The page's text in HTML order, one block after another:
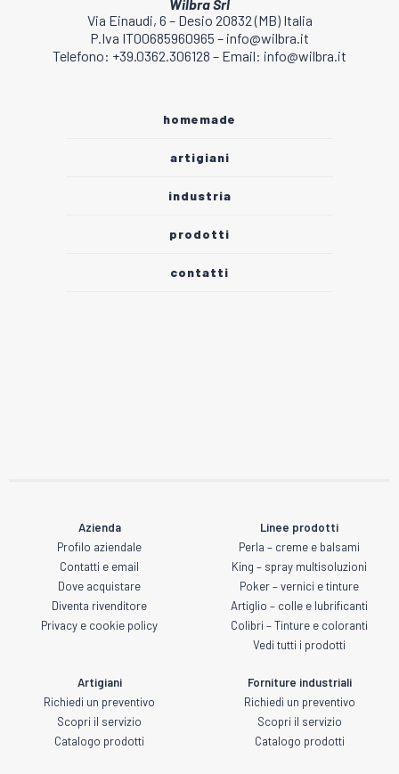
Wilbra Srl
Via Einaudi, 6 – Desio 20832 (MB) Italia
P.Iva IT00685960965 – info@wilbra.it
Telefono: +39.0362.306128 – Email: info@wilbra.it
homemade
artigiani
industria
prodotti
contatti
Azienda
Profilo aziendale
Contatti e email
Dove acquistare
Diventa rivenditore
Privacy e cookie policy
Linee prodotti
Perla – creme e balsami
King – spray multisoluzioni
Poker – vernici e tinture
Artiglio – colle e lubrificanti
Colibri – Tinture e coloranti
Vedi tutti i prodotti
Artigiani
Richiedi un preventivo
Scopri il servizio
Catalogo prodotti
Forniture industriali
Richiedi un preventivo
Scopri il servizio
Catalogo prodotti